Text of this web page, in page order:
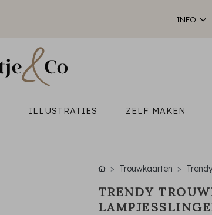
INFO
ILLUSTRATIES ZELF MAKEN
Trouwkaarten
TRENDY